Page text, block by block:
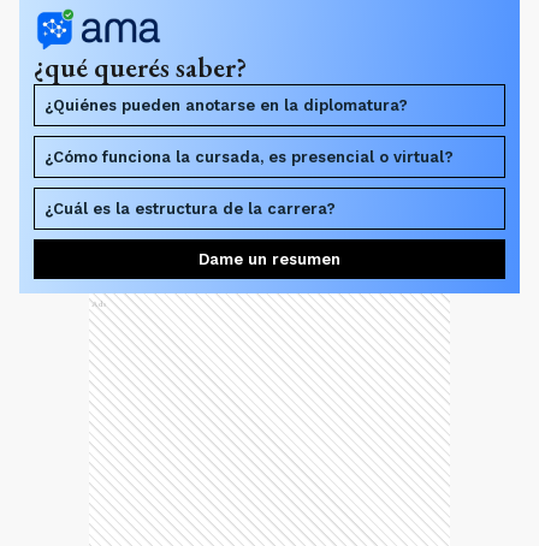
¿qué querés saber?
¿Quiénes pueden anotarse en la diplomatura?
¿Cómo funciona la cursada, es presencial o virtual?
¿Cuál es la estructura de la carrera?
Dame un resumen
Ads